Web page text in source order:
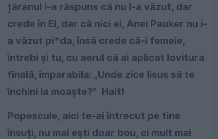
țăranul i-a răspuns că nu l-a văzut, dar
crede în El, dar că nici ei, Anei Pauker nu i-
a văzut pi*da, însă crede că-i femeie,
întrebi și tu, cu aerul că ai aplicat lovitura
finală, imparabila: „Unde zice Iisus să te
închini la moaște?” Hait!
Popescule, aici te-ai întrecut pe tine
însuți, nu mai ești doar bou, ci mult mai